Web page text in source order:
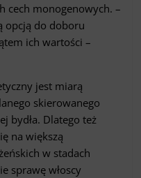
cech monogenowych. –
opcją do doboru
ich wartości –
jest miarą
skierowanego
bydła. Dlatego też
na większą
w stadach
sprawę włoscy